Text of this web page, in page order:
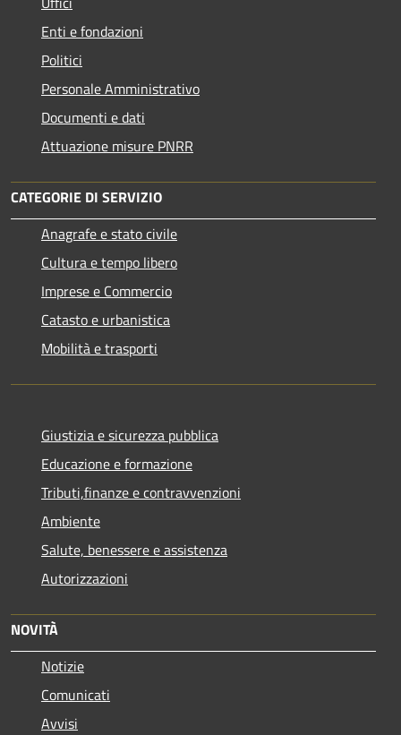
Enti e fondazioni
Politici
Personale Amministrativo
Documenti e dati
Attuazione misure PNRR
CATEGORIE DI SERVIZIO
Anagrafe e stato civile
Cultura e tempo libero
Imprese e Commercio
Catasto e urbanistica
Mobilità e trasporti
Giustizia e sicurezza pubblica
Educazione e formazione
Tributi,finanze e contravvenzioni
Ambiente
Salute, benessere e assistenza
Autorizzazioni
NOVITÀ
Notizie
Comunicati
Avvisi